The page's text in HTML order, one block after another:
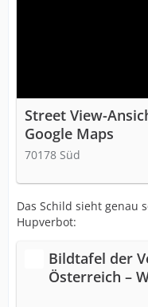
Street View-
Google Maps
70178 Süd
Das Schild sieht genau
Hupverbot:
Bildtafel der
Österreich –